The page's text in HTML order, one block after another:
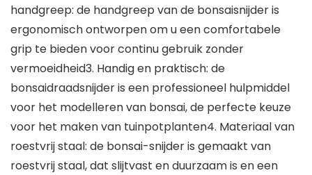
handgreep: de handgreep van de bonsaisnijder is
ergonomisch ontworpen om u een comfortabele
grip te bieden voor continu gebruik zonder
vermoeidheid3. Handig en praktisch: de
bonsaidraadsnijder is een professioneel hulpmiddel
voor het modelleren van bonsai, de perfecte keuze
voor het maken van tuinpotplanten4. Materiaal van
roestvrij staal: de bonsai-snijder is gemaakt van
roestvrij staal, dat slijtvast en duurzaam is en een